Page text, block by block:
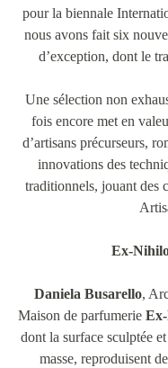
pour la biennale
nous avons fait six
d’exception, dont le
Une sélection non
fois encore met en
d’artisans précurseurs,
innovations des
traditionnels, jouant des
Ex-
Daniela Busarello,
Maison de parfumerie
dont la surface sculptée
masse, reproduisent